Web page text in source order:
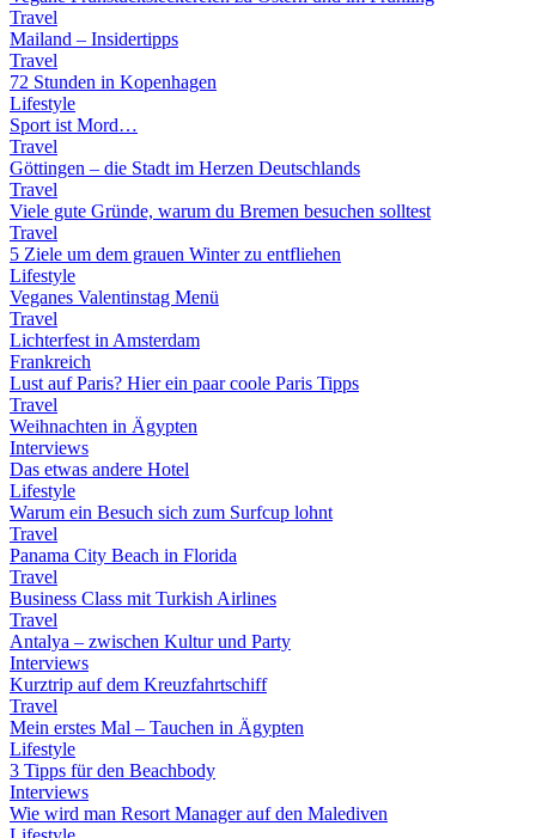
Travel
Mailand – Insidertipps
Travel
72 Stunden in Kopenhagen
Lifestyle
Sport ist Mord…
Travel
Göttingen – die Stadt im Herzen Deutschlands
Travel
Viele gute Gründe, warum du Bremen besuchen solltest
Travel
5 Ziele um dem grauen Winter zu entfliehen
Lifestyle
Veganes Valentinstag Menü
Travel
Lichterfest in Amsterdam
Frankreich
Lust auf Paris? Hier ein paar coole Paris Tipps
Travel
Weihnachten in Ägypten
Interviews
Das etwas andere Hotel
Lifestyle
Warum ein Besuch sich zum Surfcup lohnt
Travel
Panama City Beach in Florida
Travel
Business Class mit Turkish Airlines
Travel
Antalya – zwischen Kultur und Party
Interviews
Kurztrip auf dem Kreuzfahrtschiff
Travel
Mein erstes Mal – Tauchen in Ägypten
Lifestyle
3 Tipps für den Beachbody
Interviews
Wie wird man Resort Manager auf den Malediven